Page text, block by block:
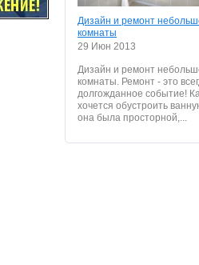
Дизайн и ремонт
комнаты
29 Июн 2013
Дизайн и ремонт
комнаты. Ремонт - это
долгожданное событие!
хочется обустроить
она была просторной,...